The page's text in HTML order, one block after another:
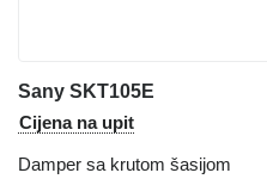
Sany SKT105E
Cijena na upit
Damper sa krutom šasijom